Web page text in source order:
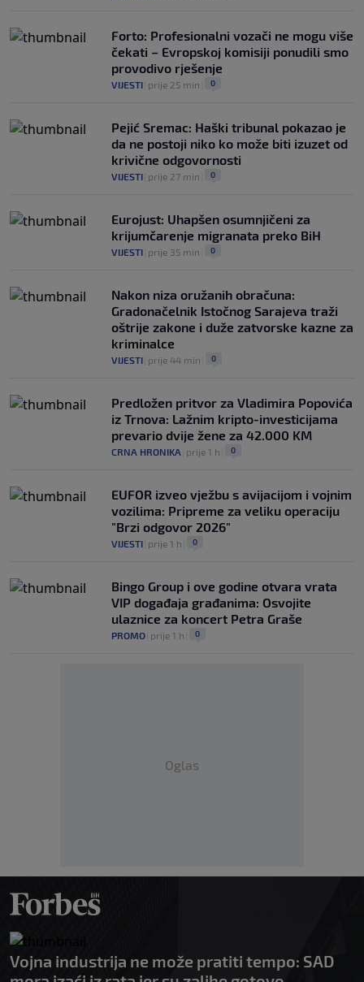
Forto: Profesionalni vozači ne mogu više
čekati – Evropskoj komisiji ponudili smo
provodivo rješenje
VIJESTI prije 25 min 0
Pejić Sremac: Haški tribunal pokazao je
da ne postoji niko ko može biti izuzet od
krivične odgovornosti
VIJESTI prije 27 min 0
Eurojust: Uhapšen osumnjičeni za
krijumčarenje migranata preko BiH
VIJESTI prije 35 min 0
Nakon niza oružanih obračuna:
Gradonačelnik Istočnog Sarajeva traži
oštrije zakone i duže zatvorske kazne za
kriminalce
VIJESTI prije 44 min 0
Predložen pritvor za Vladimira Popovića
iz Trnova: Lažnim kripto-investicijama
prevario dvije žene za 42.000 KM
CRNA HRONIKA prije 1 h 0
EUFOR izveo vježbu s avijacijom i vojnim
vozilima: Pripreme za veliku operaciju
"Brzi odgovor 2026"
VIJESTI prije 1 h 0
Bingo Group i ove godine otvara vrata
VIP događaja građanima: Osvojite
ulaznice za koncert Petra Graše
PROMO prije 1 h 0
Oglas
Vojna industrija ne može pratiti tempo: SAD